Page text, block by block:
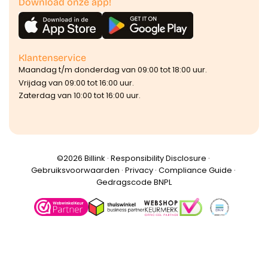
Klantenservice
Maandag t/m donderdag van 09:00 tot 18:00 uur.
Vrijdag van 09:00 tot 16:00 uur.
Zaterdag van 10:00 tot 16:00 uur.
©️2026 Billink · Responsibility Disclosure ·
Gebruiksvoorwaarden · Privacy· Compliance Guide ·
Gedragscode BNPL